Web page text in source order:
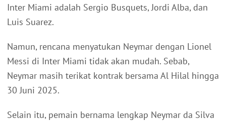
Inter Miami adalah Sergio Busquets, Jordi Alba, dan
Luis Suarez.
Namun, rencana menyatukan Neymar dengan Lionel
Messi di Inter Miami tidak akan mudah. Sebab,
Neymar masih terikat kontrak bersama Al Hilal hingga
30 Juni 2025.
Selain itu, pemain bernama lengkap Neymar da Silva